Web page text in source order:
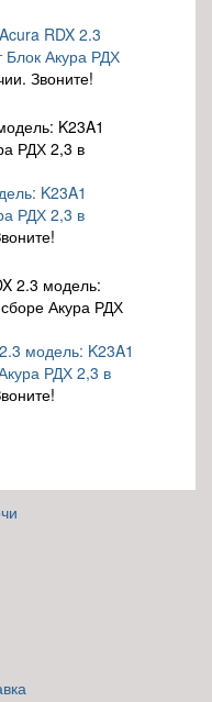
RDX 2.3
Блок Акура РДХ
Звоните!
K23A1
РДХ 2,3 в
модель: K23A1
РДХ 2,3 в